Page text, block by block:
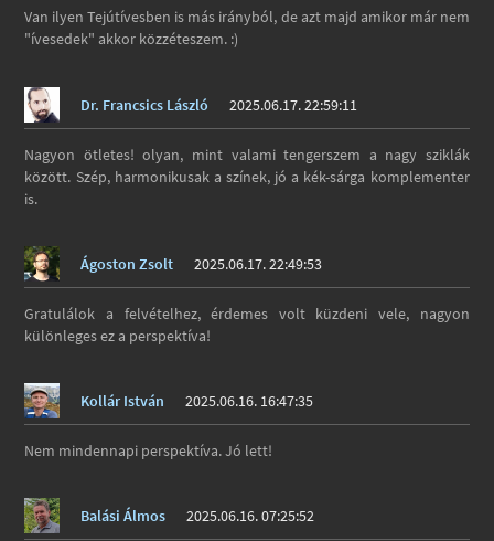
Van ilyen Tejútívesben is más irányból, de azt majd amikor már nem
"ívesedek" akkor közzéteszem. :)
Dr. Francsics László 2025.06.17. 22:59:11
Nagyon ötletes! olyan, mint valami tengerszem a nagy sziklák
között. Szép, harmonikusak a színek, jó a kék-sárga komplementer
is.
Ágoston Zsolt 2025.06.17. 22:49:53
Gratulálok a felvételhez, érdemes volt küzdeni vele, nagyon
különleges ez a perspektíva!
Kollár István 2025.06.16. 16:47:35
Nem mindennapi perspektíva. Jó lett!
Balási Álmos 2025.06.16. 07:25:52